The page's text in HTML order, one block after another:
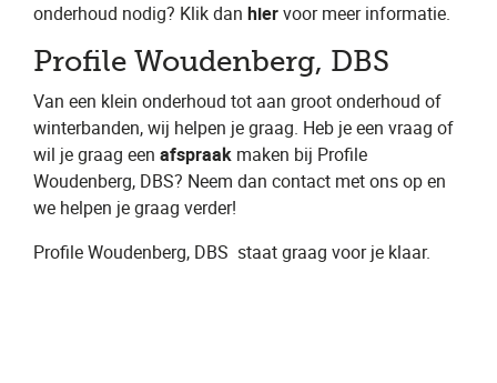
onderhoud nodig? Klik dan ​ hier​ voor meer informatie.
Profile Woudenberg, DBS
Van een klein onderhoud tot aan groot onderhoud of
winterbanden, wij helpen je graag. Heb je een vraag of
wil je graag een ​ afspraak ​ maken bij Profile
Woudenberg, DBS​? Neem dan contact met ons op en
we helpen je graag verder!
Profile Woudenberg, DBS ​ staat graag voor je klaar.